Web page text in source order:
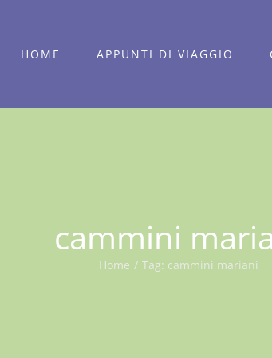
HOME APPUNTI DI VIAGGIO
cammini
Home / Tag: cammini mariani